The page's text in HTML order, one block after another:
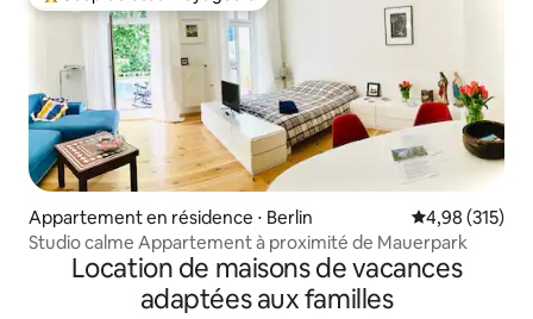
Appartement en résidence ⋅ Berlin Évaluation
4,98 (315)
Studio calme Appartement à proximité de Mauerpark
Location de maisons de vacances
adaptées aux familles